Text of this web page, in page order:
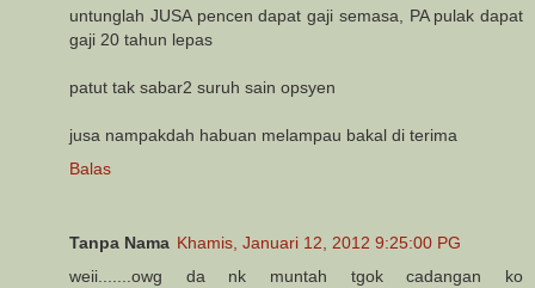
untunglah JUSA pencen dapat gaji semasa, PA pulak dapat
gaji 20 tahun lepas
patut tak sabar2 suruh sain opsyen
jusa nampakdah habuan melampau bakal di terima
Balas
Tanpa Nama Khamis, Januari 12, 2012 9:25:00 PG
weii.......owg da nk muntah tgok cadangan ko